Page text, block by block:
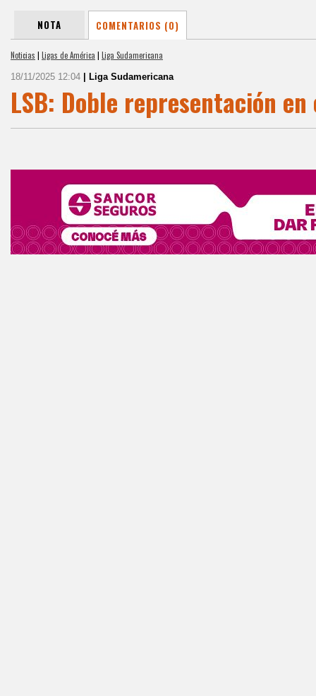
NOTA COMENTARIOS (0)
Noticias | Ligas de América | Liga Sudamericana
18/11/2025 12:04 | Liga Sudamericana
LSB: Doble representación en